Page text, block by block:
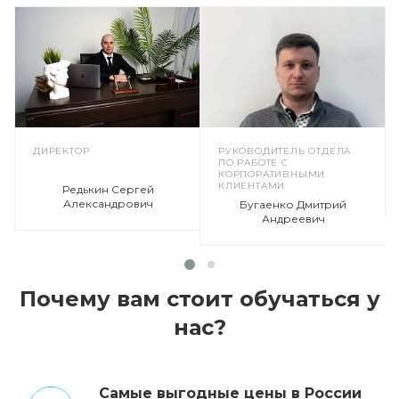
ДИРЕКТОР
Редькин Сергей
Александрович
РУКОВОДИТЕЛЬ ОТДЕЛА
ПО РАБОТЕ С
КОРПОРАТИВНЫМИ
КЛИЕНТАМИ
Бугаенко Дмитрий
Андреевич
Почему вам стоит обучаться у
нас?
Cамые выгодные цены в России